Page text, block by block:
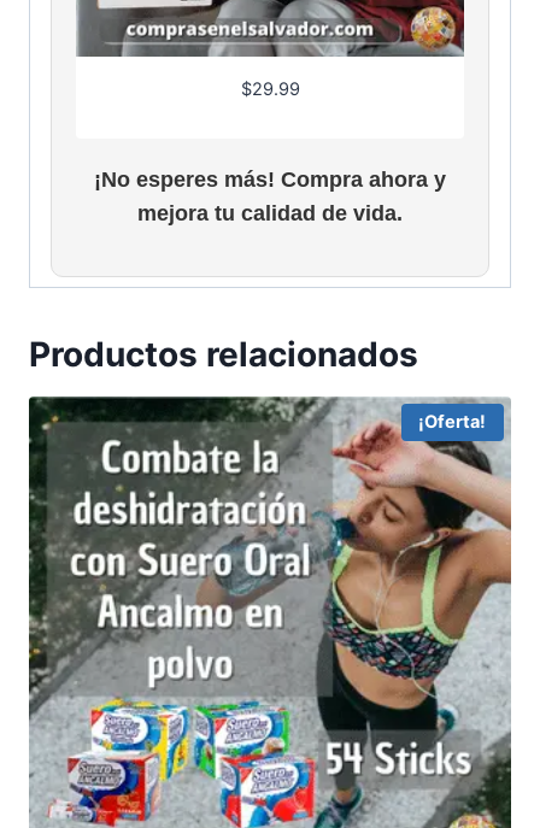
$29.99
¡No esperes más! Compra ahora y
mejora tu calidad de vida.
Productos relacionados
¡Oferta!